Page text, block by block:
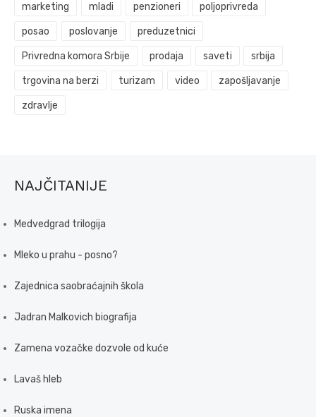
marketing mladi penzioneri poljoprivreda
posao poslovanje preduzetnici
Privredna komora Srbije prodaja saveti srbija
trgovina na berzi turizam video zapošljavanje
zdravlje
NAJČITANIJE
Medvedgrad trilogija
Mleko u prahu - posno?
Zajednica saobraćajnih škola
Jadran Malkovich biografija
Zamena vozačke dozvole od kuće
Lavaš hleb
Ruska imena